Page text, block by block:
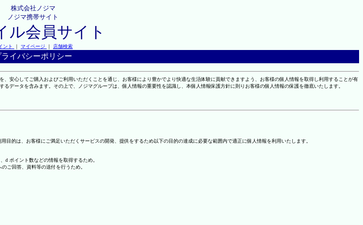
株式会社ノジマ
ノジマ携帯サイト
ル会員サイト
ント ｜ マイページ ｜ 店舗検索
ライバシーポリシー
安心してご購入およびご利用いただくことを通じ、お客様により豊かでより快適な生活体験に貢献できますよう、お客様の個人情報を取得し利用することが有
データを含みます。その上で、ノジマグループは、個人情報の重要性を認識し、本個人情報保護方針に則りお客様の個人情報の保護を徹底いたします。
的は、お客様にご満足いただくサービスの開発、提供をするため以下の目的の達成に必要な範囲内で適正に個人情報を利用いたします。
d ポイント数などの情報を取得するため。
ご回答、資料等の送付を行うため。